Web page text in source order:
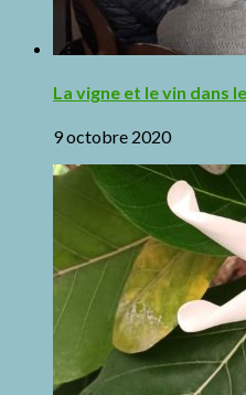
La vigne et le vin dans
9 octobre 2020